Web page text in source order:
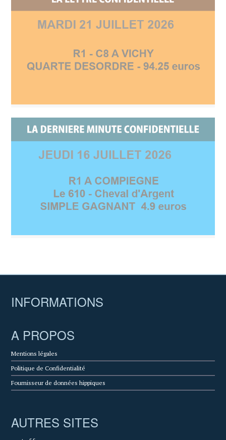
INFORMATIONS
A PROPOS
Mentions légales
Politique de Confidentialité
Fournisseur de données hippiques
AUTRES SITES